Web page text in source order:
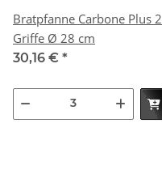
Bratpfanne Carbone Plus 2
Griffe Ø 28 cm
30,16 € *